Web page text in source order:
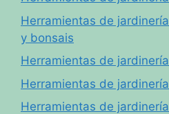
Herramientas de
y bonsais
Herramientas de
Herramientas de
Herramientas de